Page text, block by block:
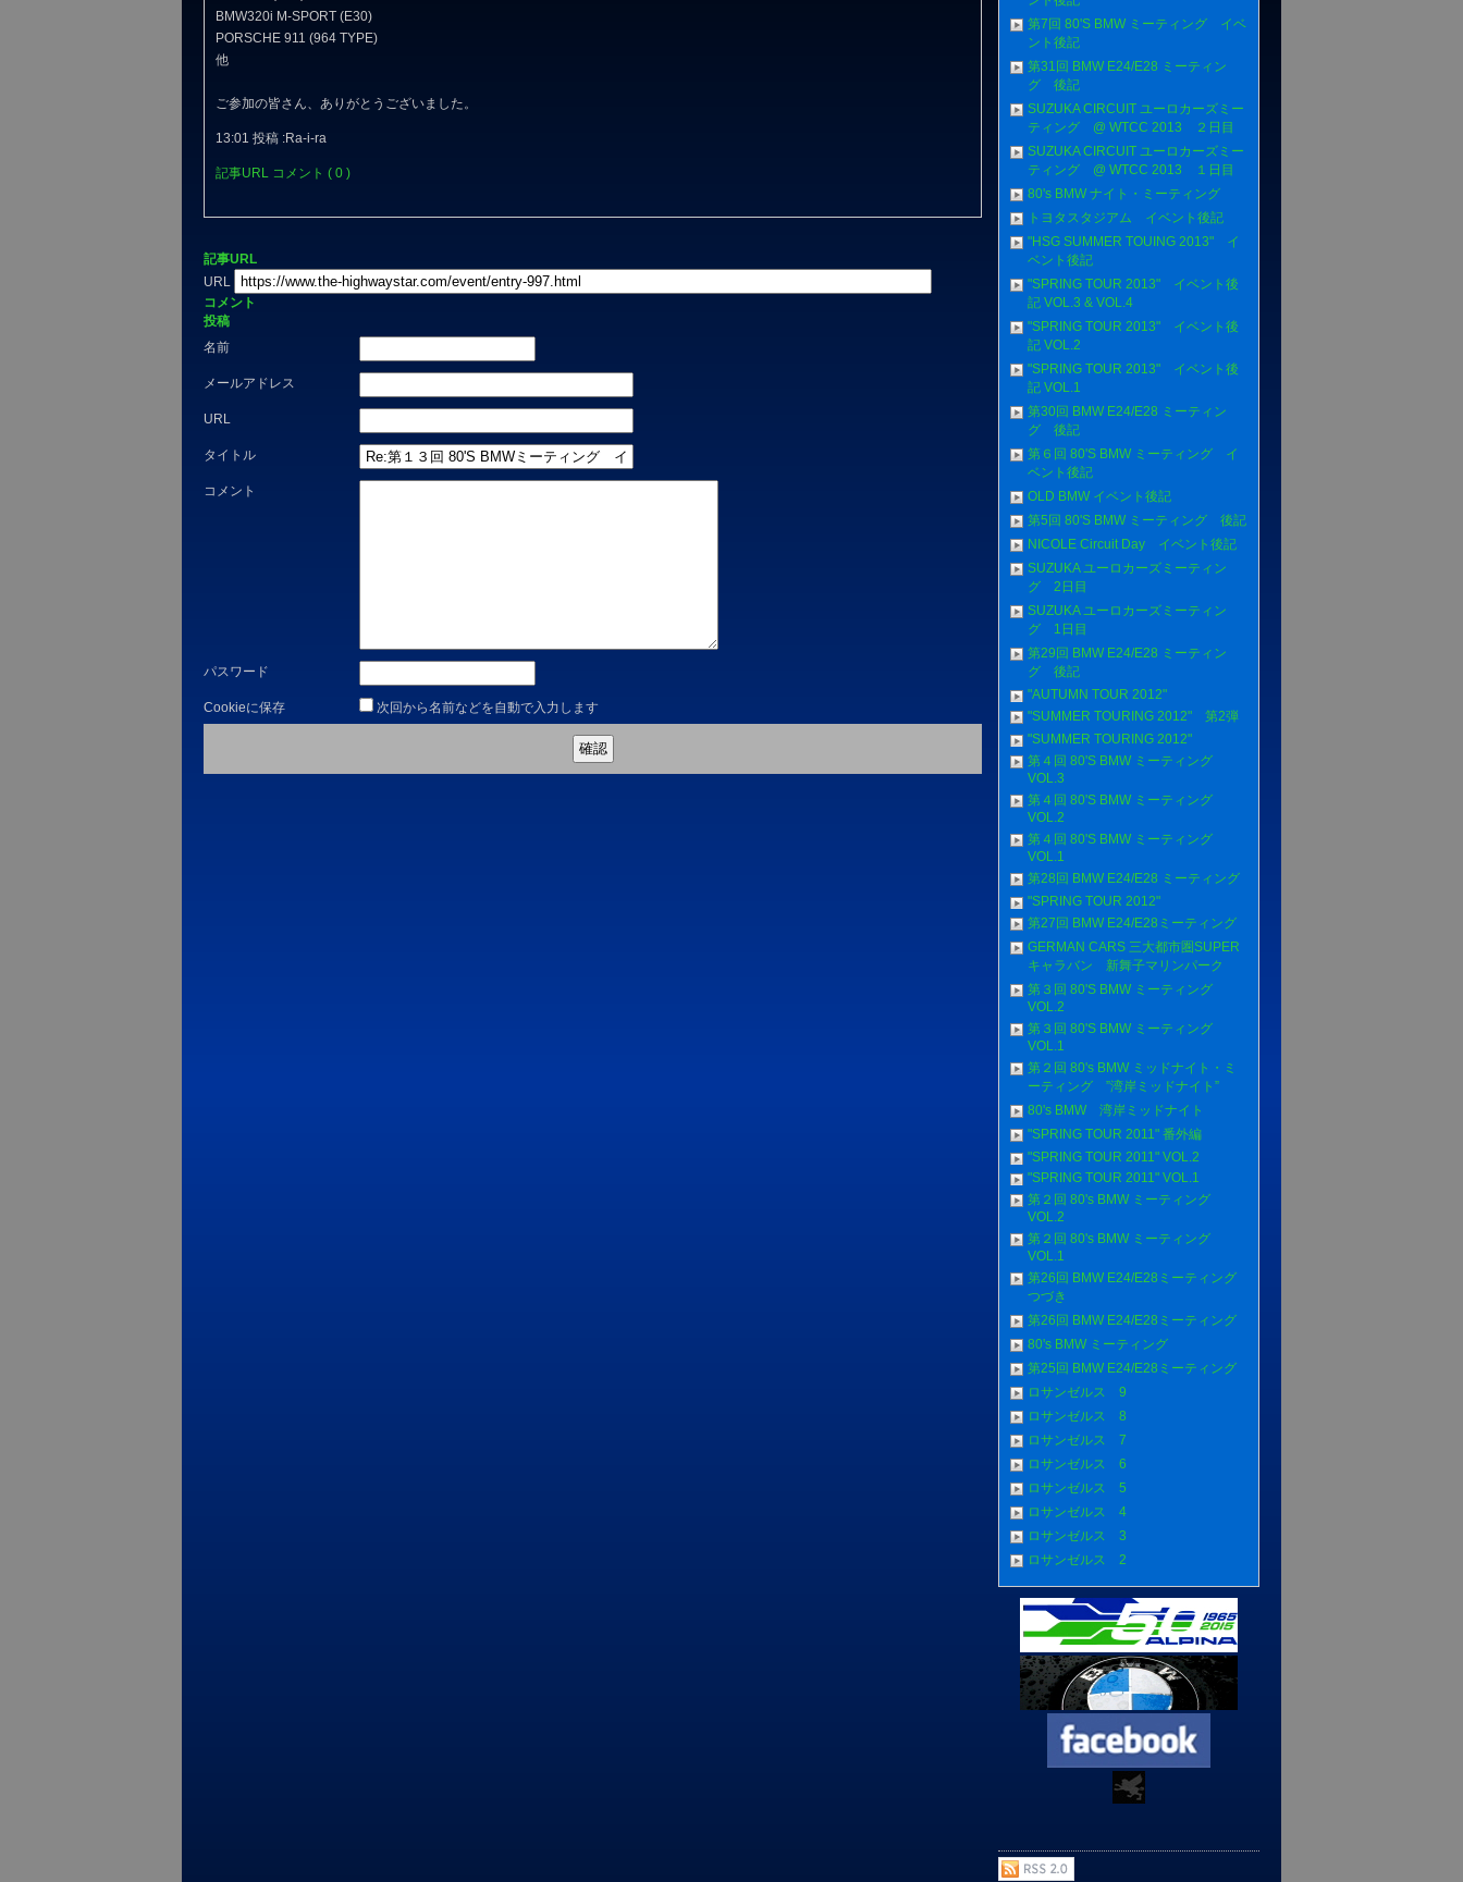
BMW320i M-SPORT (E30)
PORSCHE 911 (964 TYPE)
他
ご参加の皆さん、ありがとうございました。
13:01 投稿 :Ra-i-ra
記事URL コメント ( 0 )
記事URL
URL
コメント
投稿
名前
メールアドレス
URL
タイトル
コメント
パスワード
Cookieに保存 次回から名前などを自動で入力します
第7回 80'S BMW ミーティング イベ
ント後記
第31回 BMW E24/E28 ミーティン
グ 後記
SUZUKA CIRCUIT ユーロカーズミー
ティング @ WTCC 2013 ２日目
SUZUKA CIRCUIT ユーロカーズミー
ティング @ WTCC 2013 １日目
80's BMW ナイト・ミーティング
トヨタスタジアム イベント後記
"HSG SUMMER TOUING 2013" イ
ベント後記
"SPRING TOUR 2013" イベント後
記 VOL.3 & VOL.4
"SPRING TOUR 2013" イベント後
記 VOL.2
"SPRING TOUR 2013" イベント後
記 VOL.1
第30回 BMW E24/E28 ミーティン
グ 後記
第６回 80'S BMW ミーティング イ
ベント後記
OLD BMW イベント後記
第5回 80'S BMW ミーティング 後記
NICOLE Circuit Day イベント後記
SUZUKA ユーロカーズミーティン
グ 2日目
SUZUKA ユーロカーズミーティン
グ 1日目
第29回 BMW E24/E28 ミーティン
グ 後記
"AUTUMN TOUR 2012"
"SUMMER TOURING 2012" 第2弾
"SUMMER TOURING 2012"
第４回 80'S BMW ミーティング
VOL.3
第４回 80'S BMW ミーティング
VOL.2
第４回 80'S BMW ミーティング
VOL.1
第28回 BMW E24/E28 ミーティング
"SPRING TOUR 2012"
第27回 BMW E24/E28ミーティング
GERMAN CARS 三大都市圏SUPER
キャラバン 新舞子マリンパーク
第３回 80'S BMW ミーティング
VOL.2
第３回 80'S BMW ミーティング
VOL.1
第２回 80's BMW ミッドナイト・ミ
ーティング ”湾岸ミッドナイト”
80's BMW 湾岸ミッドナイト
"SPRING TOUR 2011" 番外編
"SPRING TOUR 2011" VOL.2
"SPRING TOUR 2011" VOL.1
第２回 80's BMW ミーティング
VOL.2
第２回 80's BMW ミーティング
VOL.1
第26回 BMW E24/E28ミーティング
つづき
第26回 BMW E24/E28ミーティング
80's BMW ミーティング
第25回 BMW E24/E28ミーティング
ロサンゼルス 9
ロサンゼルス 8
ロサンゼルス 7
ロサンゼルス 6
ロサンゼルス 5
ロサンゼルス 4
ロサンゼルス 3
ロサンゼルス 2